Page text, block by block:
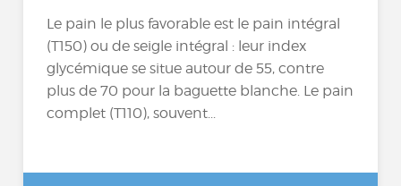
Le pain le plus favorable est le pain intégral
(T150) ou de seigle intégral : leur index
glycémique se situe autour de 55, contre
plus de 70 pour la baguette blanche. Le pain
complet (T110), souvent...